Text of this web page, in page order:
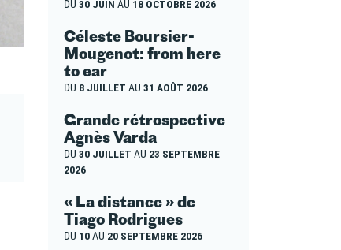
DU 30 JUIN AU 18 OCTOBRE 2026
Céleste Boursier-
Mougenot: from here
to ear
DU 8 JUILLET AU 31 AOÛT 2026
Grande rétrospective
Agnès Varda
DU 30 JUILLET AU 23 SEPTEMBRE
2026
« La distance » de
Tiago Rodrigues
DU 10AU 20 SEPTEMBRE 2026